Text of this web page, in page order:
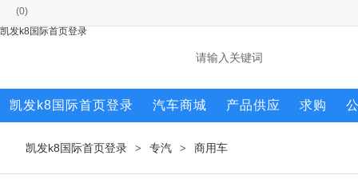
(0)
凯发k8国际首页登录
凯发k8国际首页登录 汽车商城 产品供应 求购
凯发k8国际首页登录 > 专汽 > 商用车